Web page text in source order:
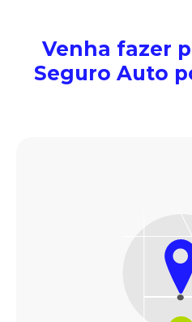
Venha fazer
Seguro Auto